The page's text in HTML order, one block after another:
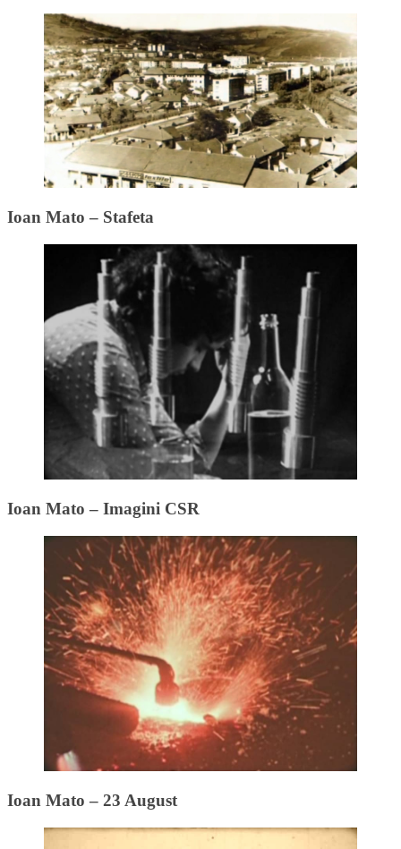
Ioan Mato – Stafeta
Ioan Mato – Imagini CSR
Ioan Mato – 23 August